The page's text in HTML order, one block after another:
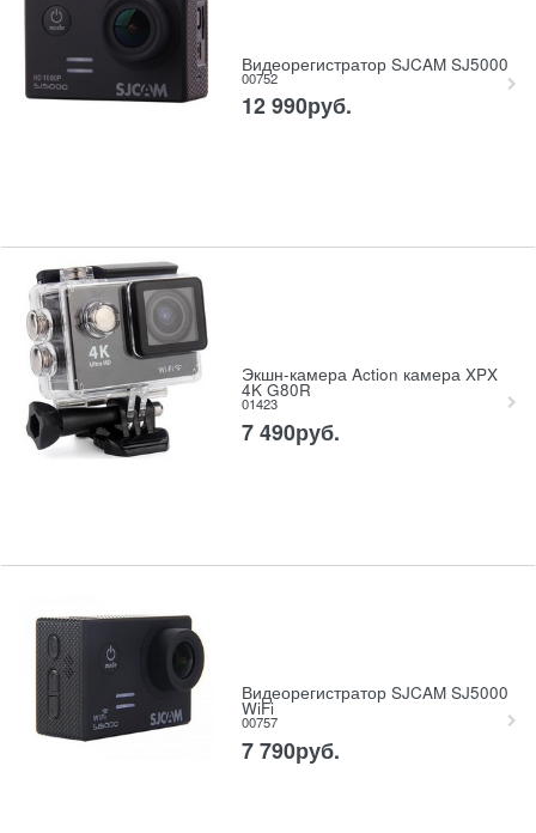
Видеорегистратор SJCAM SJ5000
00752
12 990руб.
Экшн-камера Action камера XPX
4K G80R
01423
7 490руб.
Видеорегистратор SJCAM SJ5000
WiFi
00757
7 790руб.